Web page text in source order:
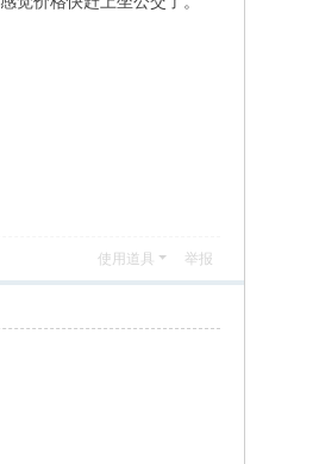
使用道具 举报